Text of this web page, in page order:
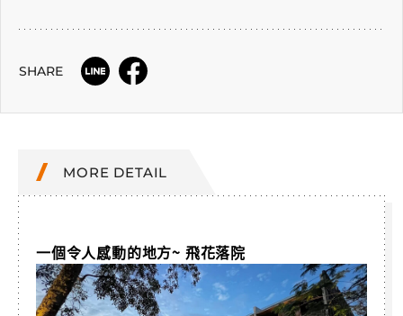
SHARE
MORE DETAIL
一個令人感動的地方~ 飛花落院